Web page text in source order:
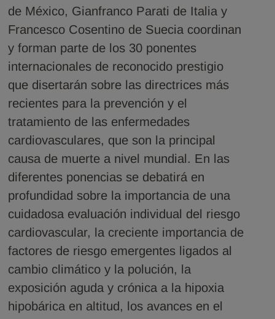
de México, Gianfranco Parati de Italia y
Francesco Cosentino de Suecia coordinan
y forman parte de los 30 ponentes
internacionales de reconocido prestigio
que disertarán sobre las directrices más
recientes para la prevención y el
tratamiento de las enfermedades
cardiovasculares, que son la principal
causa de muerte a nivel mundial. En las
diferentes ponencias se debatirá en
profundidad sobre la importancia de una
cuidadosa evaluación individual del riesgo
cardiovascular, la creciente importancia de
factores de riesgo emergentes ligados al
cambio climático y la polución, la
exposición aguda y crónica a la hipoxia
hipobárica en altitud, los avances en el